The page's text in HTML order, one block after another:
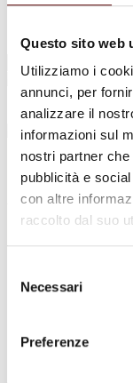
Questo sito web
Utilizziamo i
annunci, per
analizzare il
informazioni sul
nostri partner
pubblicità e
con altre
raccolto dal suo
delNecessari
Preferenze
per:
Gianna
Ved. Spiga
15 Aprile 1930 - 31